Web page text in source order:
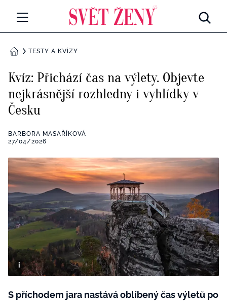
Všechny kategorie
Rozhovory
RETROHUBKY
Všechny kategorie
Seberozvoj
Všechny kategorie
Životní styl
ZÁBAVA
Všechny kategorie
Testy a kvízy
BYDLENÍ
Všechny kategorie
Rady a tipy
BurdaMedia
Extra
SVĚT ŽENY - 599 KČ
ROČNÍ PŘEDPLATNÉ SVĚT ŽENY +
DOMŮTESTY A KVÍZY
Kvíz: Přichází čas na výlety. Objevte
nejkrásnější rozhledny i vyhlídky v
Česku
BARBORA MASAŘÍKOVÁ
27/04/2026
S příchodem jara nastává oblíbený čas výletů po